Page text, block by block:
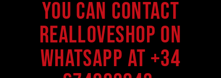
You can contact
Realloveshop on
WhatsApp at +34